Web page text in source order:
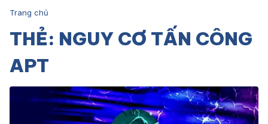
Trang chủ
THẺ: NGUY CƠ TẤN CÔNG
APT